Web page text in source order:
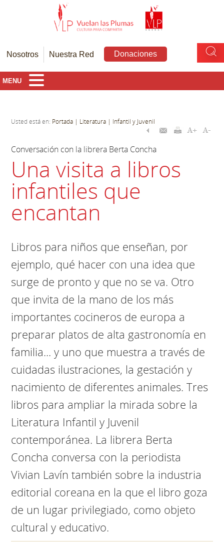
Nosotros Nuestra Red Donaciones
MENU
Usted está en: Portada | Literatura | Infantil y Juvenil
Conversación con la librera Berta Concha
Una visita a libros
infantiles que
encantan
Libros para niños que enseñan, por
ejemplo, qué hacer con una idea que
surge de pronto y que no se va. Otro
que invita de la mano de los más
importantes cocineros de europa a
preparar platos de alta gastronomía en
familia... y uno que muestra a través de
cuidadas ilustraciones, la gestación y
nacimiento de diferentes animales. Tres
libros para ampliar la mirada sobre la
Literatura Infantil y Juvenil
contemporánea. La librera Berta
Concha conversa con la periodista
Vivian Lavín también sobre la industria
editorial coreana en la que el libro goza
de un lugar privilegiado, como objeto
cultural y educativo.